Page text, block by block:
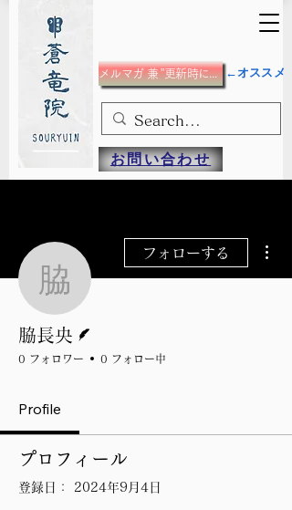
メルマガ 兼 ”更新時にメール”希望の方 ←オススメ
お問い合わせ
脇長央
フォローする
脇長央
0 フォロワー 0 フォロー中
Profile
プロフィール
登録日： 2024年9月4日